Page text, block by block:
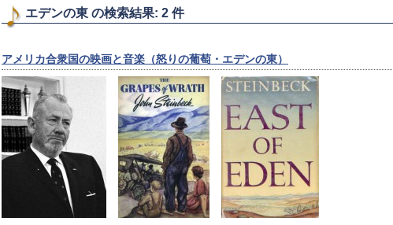
エデンの東 の検索結果: 2 件
アメリカ合衆国の映画と音楽（怒りの葡萄・エデンの東）